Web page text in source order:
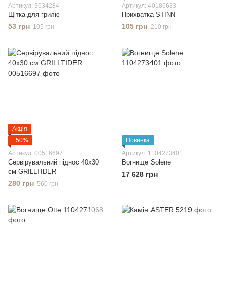
Артикул: 3634284
Щітка для грилю
53 грн 105 грн
Артикул: 40186633
Прихватка STINN
105 грн 210 грн
Акція
−50%
Артикул: 00516697
Сервірувальний піднос 40х30
см GRILLTIDER
280 грн 560 грн
Новинка
Артикул: 1104273401
Вогнище Solene
17 628 грн